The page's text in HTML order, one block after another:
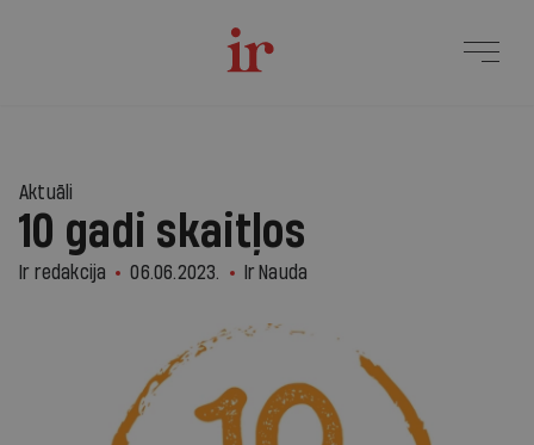
Aktuāli
10 gadi skaitļos
Ir redakcija 06.06.2023. Ir Nauda